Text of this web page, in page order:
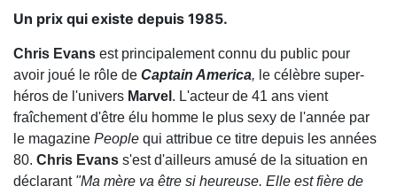
Un prix qui existe depuis 1985.
Chris Evans est principalement connu du public pour
avoir joué le rôle de Captain America, le célèbre super-
héros de l'univers Marvel . L'acteur de 41 ans vient
fraîchement d'être élu homme le plus sexy de l'année par
le magazine People qui attribue ce titre depuis les années
80. Chris Evans s'est d'ailleurs amusé de la situation en
déclarant "Ma mère va être si heureuse. Elle est fière de